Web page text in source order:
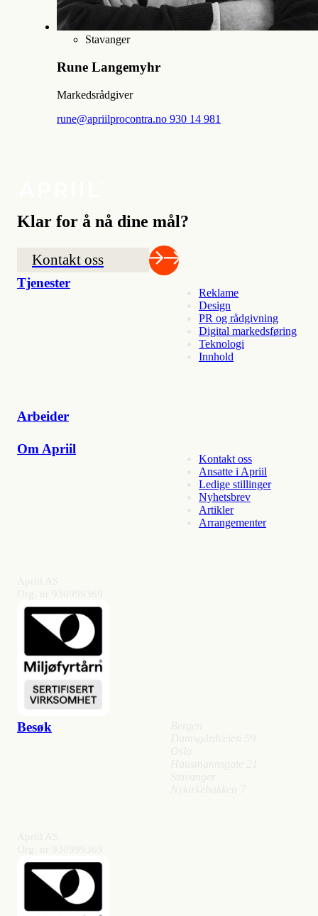
Stavanger
Rune Langemyhr
Markedsrådgiver
rune@apriilprocontra.no 930 14 981
Klar for å nå dine mål?
Kontakt oss
Tjenester
Reklame
Design
PR og rådgivning
Digital markedsføring
Teknologi
Innhold
Arbeider
Besøk
Om Apriil
Kontakt oss
Ansatte i Apriil
Ledige stillinger
Nyhetsbrev
Artikler
Arrangementer